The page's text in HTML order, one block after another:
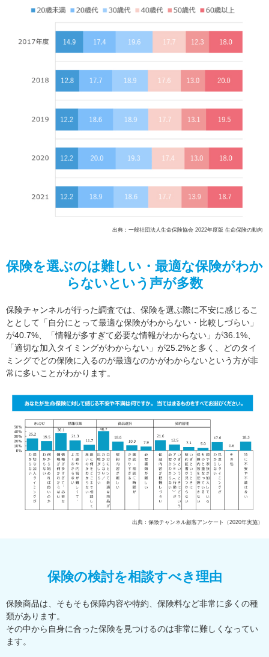
出典：一般社団法人生命保険協会 2022年度版 生命保険の動向
保険を選ぶのは難しい・最適な保険がわか
らないという声が多数
保険チャンネルが行った調査では、保険を選ぶ際に不安に感じるこ
ととして「自分にとって最適な保険がわからない・比較しづらい」
が40.7%、「情報が多すぎて必要な情報がわからない」が36.1%、
「適切な加入タイミングがわからない」が25.2%と多く、どのタイ
ミングでどの保険に入るのが最適なのかがわからないという方が非
常に多いことがわかります。
出典：保険チャンネル顧客アンケート（2020年実施）
保険の検討を相談すべき理由
保険商品は、そもそも保障内容や特約、保険料など非常に多くの種
類があります。
その中から自身に合った保険を見つけるのは非常に難しくなってい
ます。